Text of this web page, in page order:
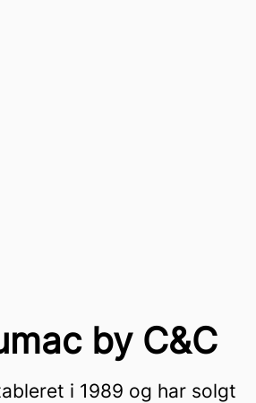
by C&C
i 1989 og har solgt